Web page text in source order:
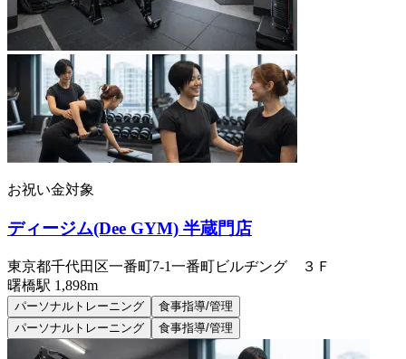
お祝い金対象
ディージム(Dee GYM) 半蔵門店
東京都千代田区一番町7-1一番町ビルヂング ３Ｆ
曙橋駅 1,898m
パーソナルトレーニング
食事指導/管理
パーソナルトレーニング
食事指導/管理